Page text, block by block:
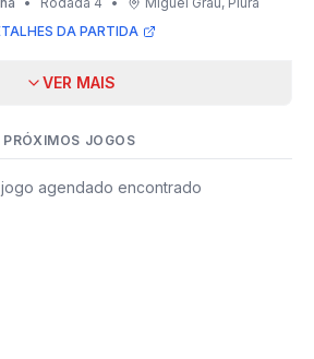
DA PARTIDA
VER MAIS
PRÓXIMOS JOGOS
jogo agendado encontrado